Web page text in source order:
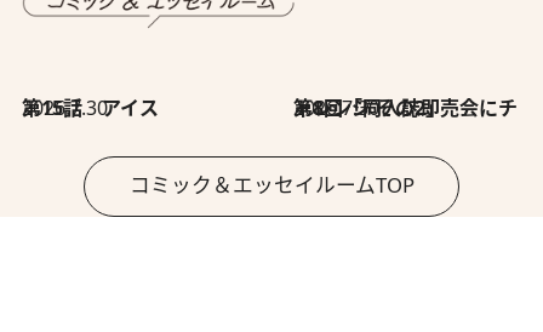
2026.7.30
第15話 アイス 2026.7.30
第8回「同人誌即売会にチャレンジ その2」
コミック＆エッセイルームTOP